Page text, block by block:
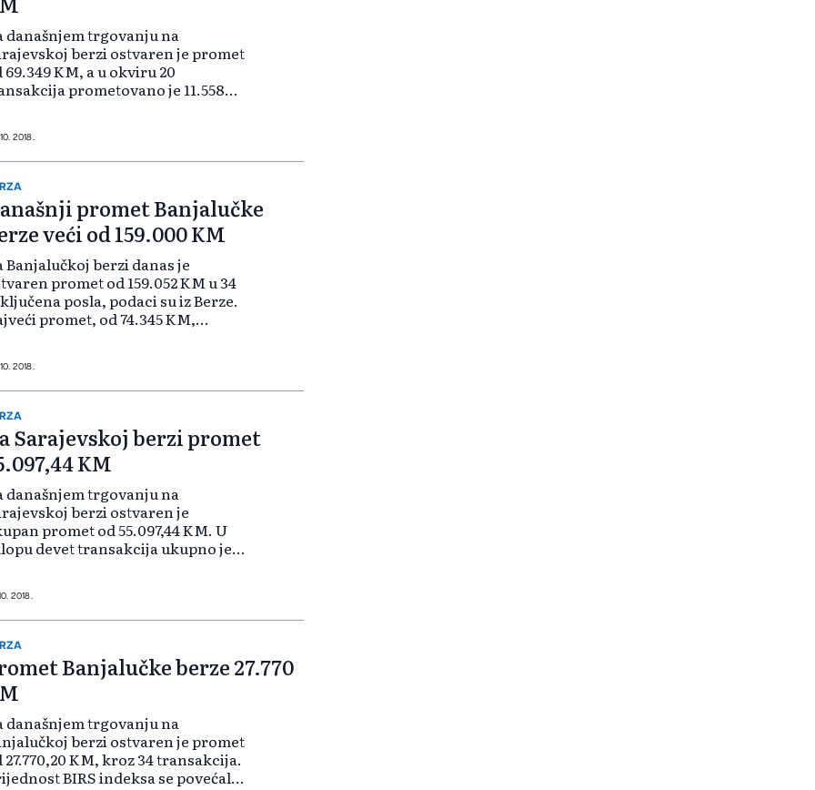
današnjem trgovanju na
berzi ostvaren je promet
69.349 KM, a u okviru 20
prometovano je 11.558
KM, a u okviru 11 transakcija
2018.
promet Banjalučke
veći od 159.000 KM
Banjalučkoj berzi danas je
promet od 159.052 KM u 34
posla, podaci su iz Berze.
promet, od 74.345 KM,
Najveći rast vrijednosti od 1,45
2018.
Sarajevskoj berzi promet
KM
današnjem trgovanju na
berzi ostvaren je
promet od 55.097,44 KM. U
devet transakcija ukupno je
u odnosu na prošlo
Vrijednost...
2018.
Banjalučke berze 27.770
današnjem trgovanju na
berzi ostvaren je promet
27.770,20 KM, kroz 34 transakcija.
BIRS indeksa se povećala